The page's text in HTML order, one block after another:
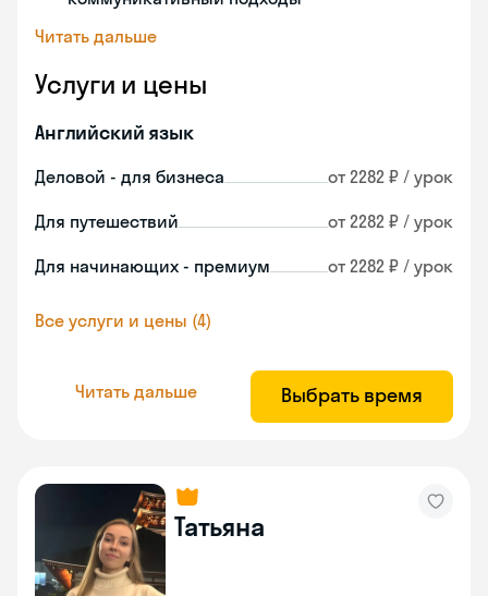
Читать дальше
Услуги и цены
Английский язык
Деловой - для бизнеса от 2282 ₽ / урок
Для путешествий от 2282 ₽ / урок
Для начинающих - премиум от 2282 ₽ / урок
Все услуги и цены (4)
Читать дальше Выбрать время
Татьяна